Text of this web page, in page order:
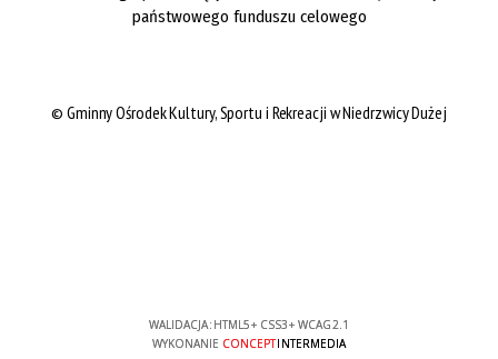
© Gminny Ośrodek Kultury, Sportu i Rekreacji w Niedrzwicy Dużej
WALIDACJA: HTML5+ CSS3+ WCAG 2.1
WYKONANIE CONCEPTINTERMEDIA